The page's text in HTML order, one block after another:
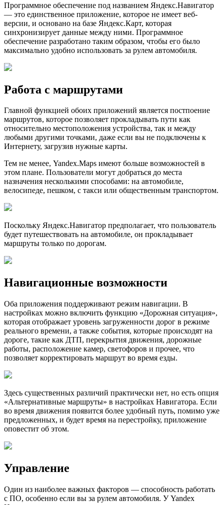
Программное обеспечение под названием Яндекс.Навигатoр
— это единственное приложение, которое не имеет веб-
версии, и основано на базе Яндекс.Карт, которая
синхронизирует данные между ними. Программное
обеспечение разработано таким образом, чтобы его было
максимально удобно использовать за рулем автомобиля.
Работа с маршрутами
Главной функцией обоих приложений является постпоение
маршрутов, которое позволяет прокладывать пути как
относительно местоположения устройства, так и между
любыми другими точками, даже если вы не подключены к
Интернету, загрузив нужные карты.
Тем не менее, Yandex.Maps имеют больше возможностей в
этом плане. Пользователи могут добраться до места
назначения несколькими способами: на автомобиле,
велосипеде, пешком, с такси или общественным транспортом.
Поскольку Яндекс.Навигатор предполагает, что пользователь
будет путешествовать на автомобиле, он прокладывает
маршруты только по дорогам.
Навигационные возможности
Оба приложения поддерживают режим навигации. В
настройках можно включить функцию «Дорожная ситуация»,
которая отображает уровень загруженности дорог в режиме
реального времени, а также события, которые происходят на
дороге, такие как ДТП, перекрытия движения, дорожные
работы, расположение камер, светофоров и прочее, что
позволяет корректировать маршрут во время езды.
Здесь существенных различий практически нет, но есть опция
«Альтернативные маршруты» в настройках Навигатора. Если
во время движения появится более удобный путь, помимо уже
предложенных, и будет время на перестройку, приложение
оповестит об этом.
Управление
Один из наиболее важных факторов — способность работать
с ПО, особенно если вы за рулем автомобиля. У Yandex